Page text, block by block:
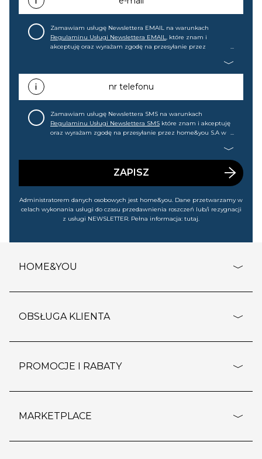
Zamawiam usługę Newslettera EMAIL na warunkach
Regulaminu Usługi Newslettera EMAIL, które znam i
akceptuję oraz wyrażam zgodę na przesyłanie przez
promocjach, wyprzedażach). Wiem, że mogę tę zgodę w
każdej chwili cofnąć.nr telefonu
Zamawiam usługę Newslettera SMS na warunkach
Regulaminu Usługi Newslettera SMS które znam i akceptuję
oraz wyrażam zgodę na przesyłanie przez home&you S.A w
wyprzedażach). Wiem, że mogę tę zgodę w każdej chwili
ZAPISZ
Administratorem danych osobowych jest home&you. Dane przetwarzamy w
celach wykonania usługi do czasu przedawnienia roszczeń lub/i rezygnacji
z usługi NEWSLETTER. Pełna informacja: tutaj.
HOME&YOU
o firmie
polityka prywatności
kontakt
OBSŁUGA KLIENTA
dostawy i płatność
wypis z subskrypcji
regulamin sklepu
PROMOCJE I RABATY
outlet
MARKETPLACE